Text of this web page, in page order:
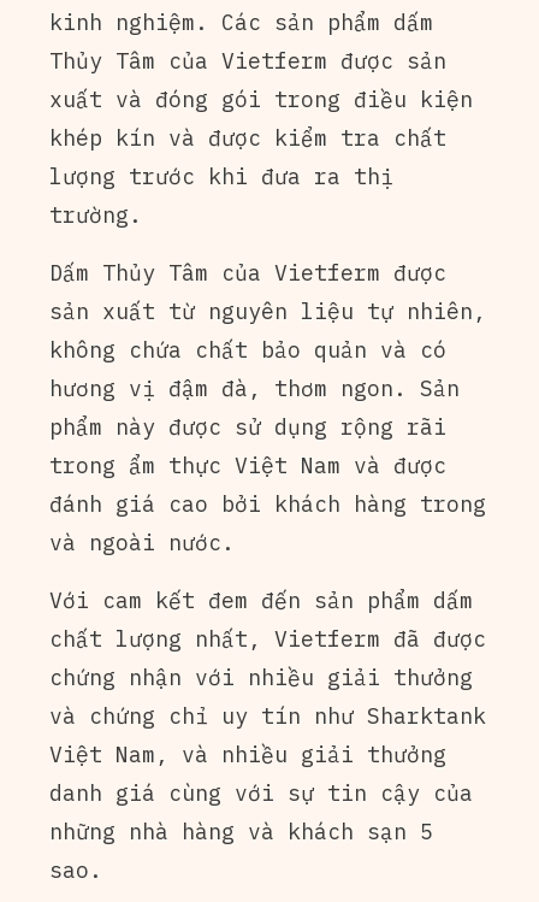
kinh nghiệm. Các sản phẩm dấm
Thủy Tâm của Vietferm được sản
xuất và đóng gói trong điều kiện
khép kín và được kiểm tra chất
lượng trước khi đưa ra thị
trường.
Dấm Thủy Tâm của Vietferm được
sản xuất từ nguyên liệu tự nhiên,
không chứa chất bảo quản và có
hương vị đậm đà, thơm ngon. Sản
phẩm này được sử dụng rộng rãi
trong ẩm thực Việt Nam và được
đánh giá cao bởi khách hàng trong
và ngoài nước.
Với cam kết đem đến sản phẩm dấm
chất lượng nhất, Vietferm đã được
chứng nhận với nhiều giải thưởng
và chứng chỉ uy tín như Sharktank
Việt Nam, và nhiều giải thưởng
danh giá cùng với sự tin cậy của
những nhà hàng và khách sạn 5
sao.